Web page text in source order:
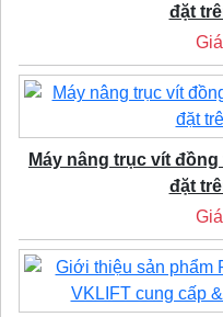
đặt
Máy nâng trục vít
đặt